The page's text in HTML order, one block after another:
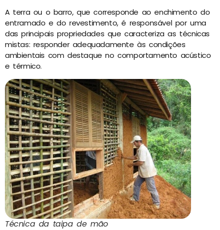
A terra ou o barro, que corresponde ao enchimento do
entramado e do revestimento, é responsável por uma
das principais propriedades que caracteriza as técnicas
mistas: responder adequadamente às condições
ambientais com destaque no comportamento acústico
e térmico.
Técnica da taipa de mão